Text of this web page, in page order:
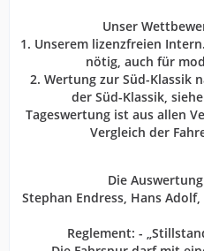
Unser
1. Unserem lizenzfreien
nötig, auch für
2. Wertung zur Süd-Klassik
der Süd-Klassik,
Tageswertung ist aus allen
Vergleich der
Die
Stephan Endress, Hans
Reglement: -